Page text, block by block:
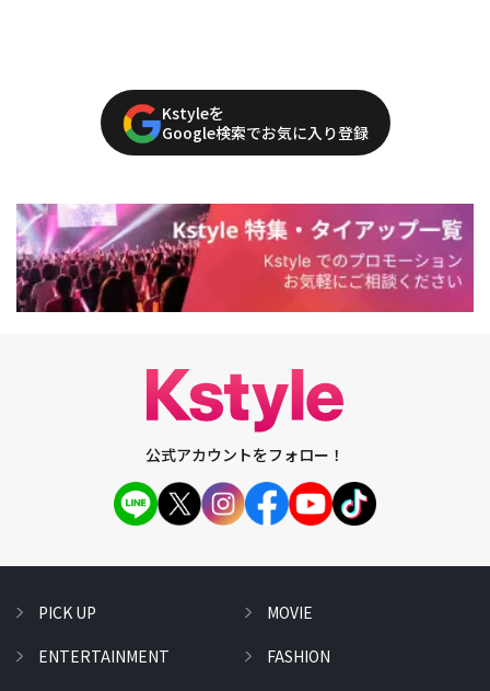
Kstyleを
Google検索でお気に入り登録
公式アカウントをフォロー！
PICK UP
ENTERTAINMENT
MOVIE
FASHION